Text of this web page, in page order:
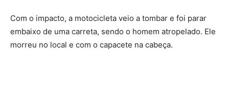
Com o impacto, a motocicleta veio a tombar e foi parar
embaixo de uma carreta, sendo o homem atropelado. Ele
morreu no local e com o capacete na cabeça.